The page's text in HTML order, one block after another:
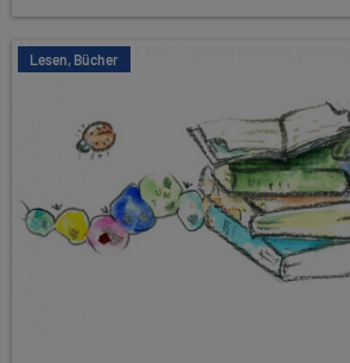
Lesen, Bücher